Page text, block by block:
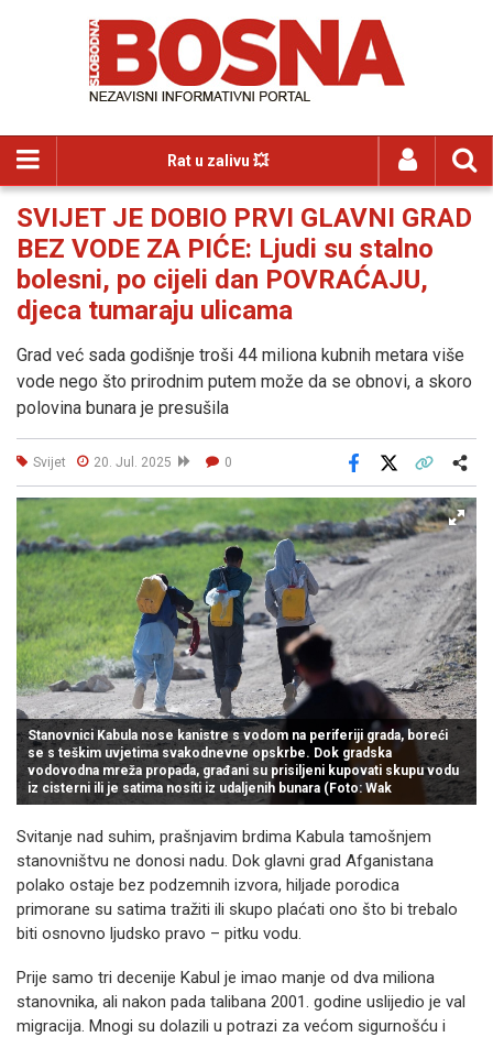
Rat u zalivu 💥
SVIJET JE DOBIO PRVI GLAVNI GRAD
BEZ VODE ZA PIĆE: Ljudi su stalno
bolesni, po cijeli dan POVRAĆAJU,
djeca tumaraju ulicama
Grad već sada godišnje troši 44 miliona kubnih metara više
vode nego što prirodnim putem može da se obnovi, a skoro
polovina bunara je presušila
Svijet 20. Jul. 2025 0
Facebook
Stanovnici Kabula nose kanistre s vodom na periferiji grada, boreći
se s teškim uvjetima svakodnevne opskrbe. Dok gradska
vodovodna mreža propada, građani su prisiljeni kupovati skupu vodu
iz cisterni ili je satima nositi iz udaljenih bunara (Foto: Wak
Svitanje nad suhim, prašnjavim brdima Kabula tamošnjem
stanovništvu ne donosi nadu. Dok glavni grad Afganistana
polako ostaje bez podzemnih izvora, hiljade porodica
primorane su satima tražiti ili skupo plaćati ono što bi trebalo
biti osnovno ljudsko pravo – pitku vodu.
Prije samo tri decenije Kabul je imao manje od dva miliona
stanovnika, ali nakon pada talibana 2001. godine uslijedio je val
migracija. Mnogi su dolazili u potrazi za većom sigurnošću i